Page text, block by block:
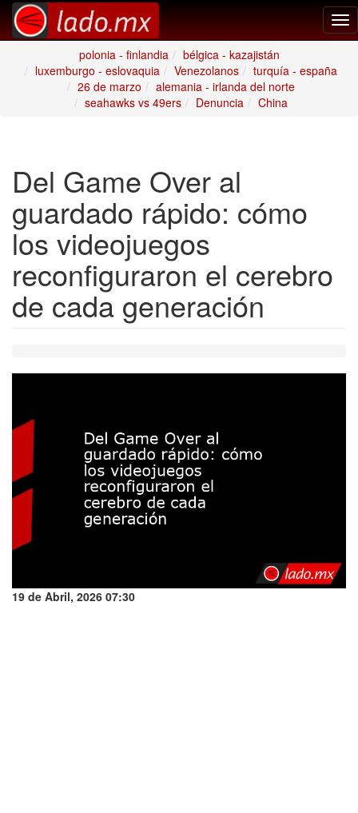
polonia - finlandia
bélgica - kazajistán
luxemburgo - eslovaquia
Venezolanos
turquía - españa
26 de marzo
alemania - irlanda del norte
seahawks vs 49ers
Denuncia China
Del Game Over al
guardado rápido: cómo
los videojuegos
reconfiguraron el cerebro
de cada generación
19 de Abril, 2026 07:30